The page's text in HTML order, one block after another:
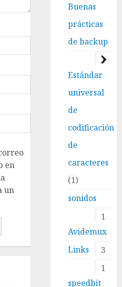
en
un
Buenas
prácticas
de backup
1
Estándar
universal
de
codificación
de
caracteres
1
sonidos
1
Avidemux
3
Links
1
speedbit